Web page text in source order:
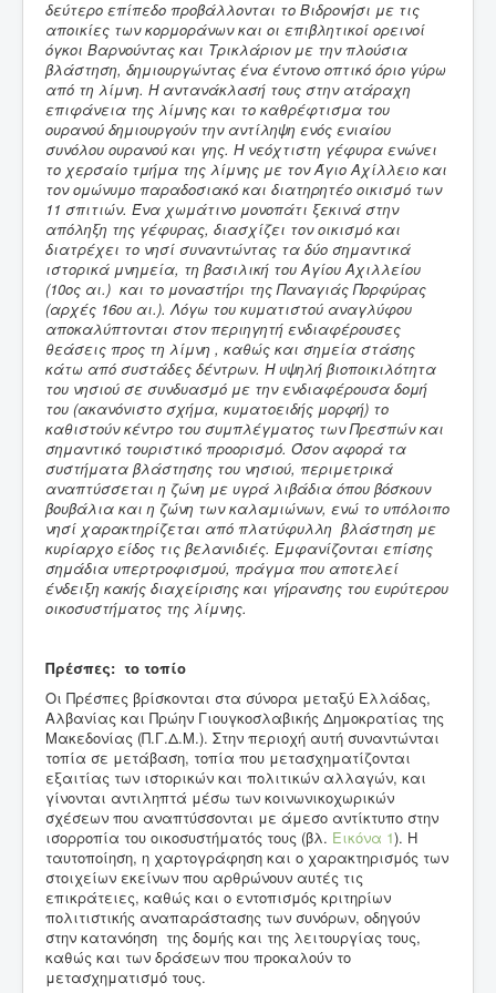
δεύτερο επίπεδο προβάλλονται το Βιδρονήσι με τις
αποικίες των κορμοράνων και οι επιβλητικοί ορεινοί
όγκοι Βαρνούντας και Τρικλάριον με την πλούσια
βλάστηση, δημιουργώντας ένα έντονο οπτικό όριο γύρω
από τη λίμνη. Η αντανάκλασή τους στην ατάραχη
επιφάνεια της λίμνης και το καθρέφτισμα του
ουρανού δημιουργούν την αντίληψη ενός ενιαίου
συνόλου ουρανού και γης. Η νεόχτιστη γέφυρα ενώνει
το χερσαίο τμήμα της λίμνης με τον Άγιο Αχίλλειο και
τον ομώνυμο παραδοσιακό και διατηρητέο οικισμό των
11 σπιτιών. Ένα χωμάτινο μονοπάτι ξεκινά στην
απόληξη της γέφυρας, διασχίζει τον οικισμό και
διατρέχει το νησί συναντώντας τα δύο σημαντικά
ιστορικά μνημεία, τη βασιλική του Αγίου Αχιλλείου
(10ος αι.) και το μοναστήρι της Παναγιάς Πορφύρας
(αρχές 16ου αι.). Λόγω του κυματιστού αναγλύφου
αποκαλύπτονται στον περιηγητή ενδιαφέρουσες
θεάσεις προς τη λίμνη , καθώς και σημεία στάσης
κάτω από συστάδες δέντρων. Η υψηλή βιοποικιλότητα
του νησιού σε συνδυασμό με την ενδιαφέρουσα δομή
του (ακανόνιστο σχήμα, κυματοειδής μορφή) το
καθιστούν κέντρο του συμπλέγματος των Πρεσπών και
σημαντικό τουριστικό προορισμό. Όσον αφορά τα
συστήματα βλάστησης του νησιού, περιμετρικά
αναπτύσσεται η ζώνη με υγρά λιβάδια όπου βόσκουν
βουβάλια και η ζώνη των καλαμιώνων, ενώ το υπόλοιπο
νησί χαρακτηρίζεται από πλατύφυλλη βλάστηση με
κυρίαρχο είδος τις βελανιδιές. Εμφανίζονται επίσης
σημάδια υπερτροφισμού, πράγμα που αποτελεί
ένδειξη κακής διαχείρισης και γήρανσης του ευρύτερου
οικοσυστήματος της λίμνης.
Πρέσπες: το τοπίο
Οι Πρέσπες βρίσκονται στα σύνορα μεταξύ Ελλάδας,
Αλβανίας και Πρώην Γιουγκοσλαβικής Δημοκρατίας της
Μακεδονίας (Π.Γ.Δ.Μ.). Στην περιοχή αυτή συναντώνται
τοπία σε μετάβαση, τοπία που μετασχηματίζονται
εξαιτίας των ιστορικών και πολιτικών αλλαγών, και
γίνονται αντιληπτά μέσω των κοινωνικοχωρικών
σχέσεων που αναπτύσσονται με άμεσο αντίκτυπο στην
ισορροπία του οικοσυστήματός τους (βλ. Εικόνα 1). Η
ταυτοποίηση, η χαρτογράφηση και ο χαρακτηρισμός των
στοιχείων εκείνων που αρθρώνουν αυτές τις
επικράτειες, καθώς και ο εντοπισμός κριτηρίων
πολιτιστικής αναπαράστασης των συνόρων, οδηγούν
στην κατανόηση της δομής και της λειτουργίας τους,
καθώς και των δράσεων που προκαλούν το
μετασχηματισμό τους.